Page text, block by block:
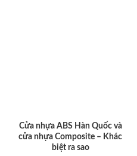
Cửa nhựa ABS Hàn Quốc và
cửa nhựa Composite – Khác
biệt ra sao